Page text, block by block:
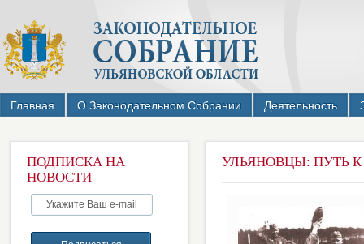
Главная О Законодательном Собрании Деятельность
ПОДПИСКА НА
НОВОСТИ
УЛЬЯНОВЦЫ: ПУТЬ